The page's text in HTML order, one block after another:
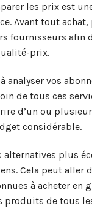
les prix est
Avant tout achat,
fournisseurs afin
prix.
analyser vos
de tous ces
d’un ou
considérable.
alternatives plus
Cela peut aller
à acheter en
produits de tous